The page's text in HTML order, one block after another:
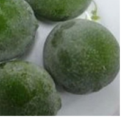
Podcast
Câu chuyện thời sự
Đọc truyện đêm khuya
Cửa sổ tình yêu
Kể chuyện cho bé
Hạt giống tâm hồn